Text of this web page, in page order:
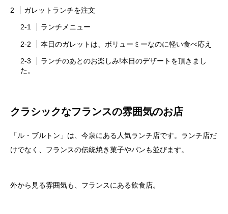
ガレットランチを注文
ランチメニュー
本日のガレットは、ボリューミーなのに軽い食べ応え
ランチのあとのお楽しみ!本日のデザートを頂きまし
た。
クラシックなフランスの雰囲気のお店
「ル・ブルトン」は、今泉にある人気ランチ店です。ランチ店だ
けでなく、フランスの伝統焼き菓子やパンも並びます。
外から見る雰囲気も、フランスにある飲食店。